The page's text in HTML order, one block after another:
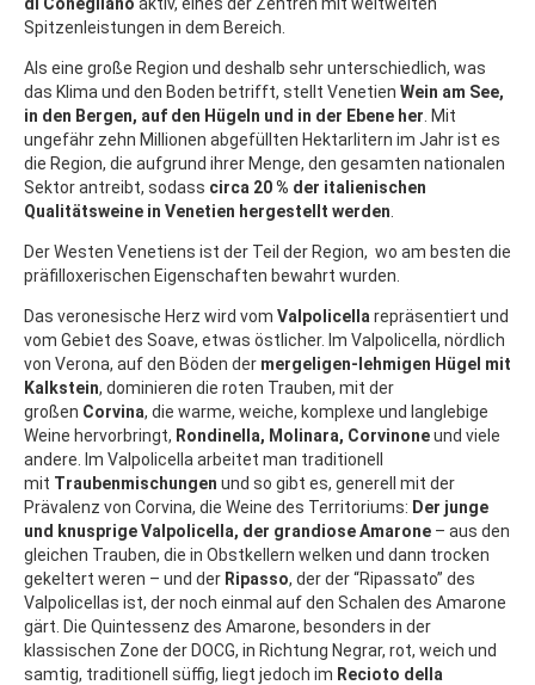
Spitzenleistungen in dem Bereich.
Als eine große Region und deshalb sehr unterschiedlich, was
das Klima und den Boden betrifft, stellt Venetien Wein am See,
in den Bergen, auf den Hügeln und in der Ebene her . Mit
ungefähr zehn Millionen abgefüllten Hektarlitern im Jahr ist es
die Region, die aufgrund ihrer Menge, den gesamten nationalen
Sektor antreibt, sodass circa 20 % der italienischen
Qualitätsweine in Venetien hergestellt werden
Der Westen Venetiens ist der Teil der Region, wo am besten die
präfilloxerischen Eigenschaften bewahrt wurden.
Das veronesische Herz wird vom Valpolicella repräsentiert und
vom Gebiet des Soave, etwas östlicher. Im Valpolicella, nördlich
von Verona, auf den Böden der mergeligen-lehmigen Hügel mit
Kalkstein, dominieren die roten Trauben, mit der
großen Corvina, die warme, weiche, komplexe und langlebige
Weine hervorbringt, Rondinella, Molinara, Corvinoneund viele
andere. Im Valpolicella arbeitet man traditionell
mit Traubenmischungen und so gibt es, generell mit der
Prävalenz von Corvina, die Weine des Territoriums: Der junge
und knusprige Valpolicella, der grandiose Amarone – aus den
gleichen Trauben, die in Obstkellern welken und dann trocken
gekeltert weren – und der Ripasso, der der “Ripassato” des
Valpolicellas ist, der noch einmal auf den Schalen des Amarone
gärt. Die Quintessenz des Amarone, besonders in der
klassischen Zone der DOCG, in Richtung Negrar, rot, weich und
samtig, traditionell süffig, liegt jedoch im Recioto della